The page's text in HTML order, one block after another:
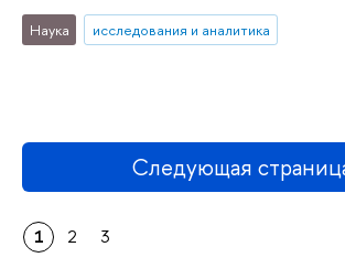
Наука исследования и аналитика
Следующая
1 2 3